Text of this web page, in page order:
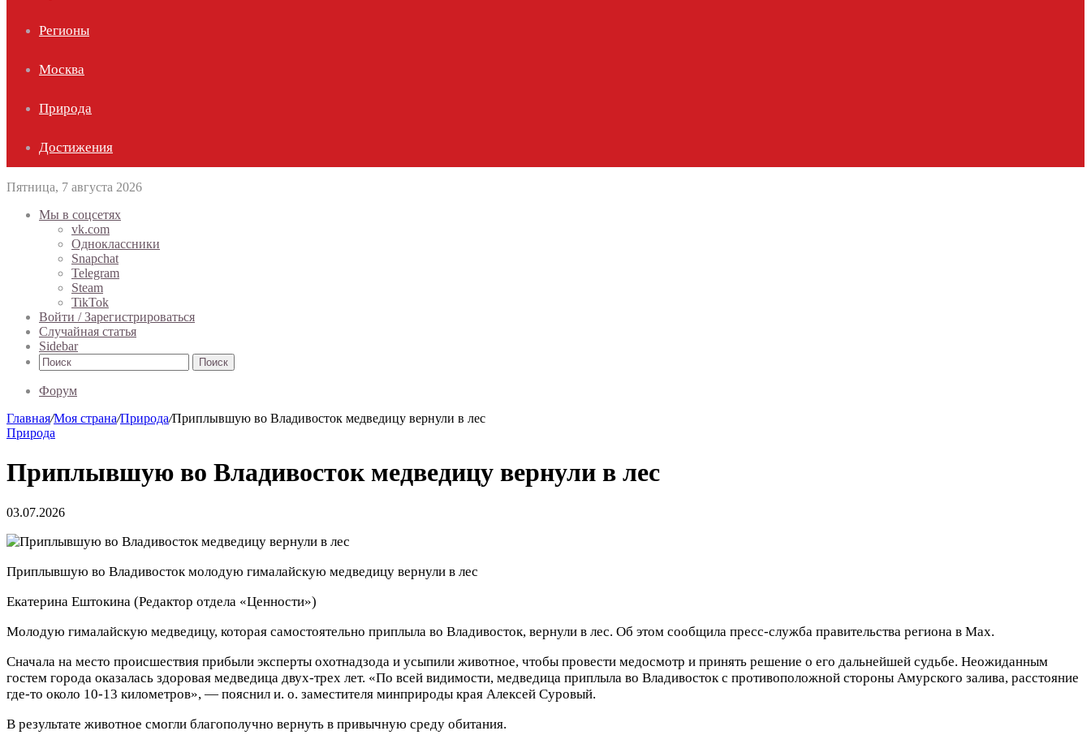
Регионы
Москва
Природа
Достижения
Пятница, 7 августа 2026
Мы в соцсетях
vk.com
Одноклассники
Snapchat
Telegram
Steam
TikTok
Войти / Зарегистрироваться
Случайная статья
Sidebar
Поиск
Форум
Главная/Моя страна/Природа/Приплывшую во Владивосток медведицу вернули в лес
Природа
Приплывшую во Владивосток медведицу вернули в лес
03.07.2026
Приплывшую во Владивосток молодую гималайскую медведицу вернули в лес
Екатерина Ештокина (Редактор отдела «Ценности»)
Молодую гималайскую медведицу, которая самостоятельно приплыла во Владивосток, вернули в лес. Об этом сообщила пресс-служба правительства региона в Max.
Сначала на место происшествия прибыли эксперты охотнадзода и усыпили животное, чтобы провести медосмотр и принять решение о его дальнейшей судьбе. Неожиданным
гостем города оказалась здоровая медведица двух-трех лет. «По всей видимости, медведица приплыла во Владивосток с противоположной стороны Амурского залива, расстояние
где-то около 10-13 километров», — пояснил и. о. заместителя минприроды края Алексей Суровый.
В результате животное смогли благополучно вернуть в привычную среду обитания.